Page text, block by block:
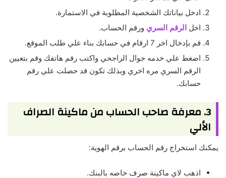
ادخل بياناتك الشخصية المطلوبة في الاستمارة.
اخل الرقم السري ورقم الحساب.
قم بإدخال اخر 7 ارقام في حسابك بناء علي طلب الموقع.
اضغط علي خدمه جوال الراجحي واكتب رقم هاتفك وقم بتعيين
الرقم السري مره اخري وبذلك تكون قد حصلت علي رقم
حسابك.
3. معرفة صاحب الحساب من ماكينة الصراف
الألي
يمكنك استخراج رقم الحساب برقم الهوية:
اذهب لاي ماكينة صرف خاصه بالبنك.